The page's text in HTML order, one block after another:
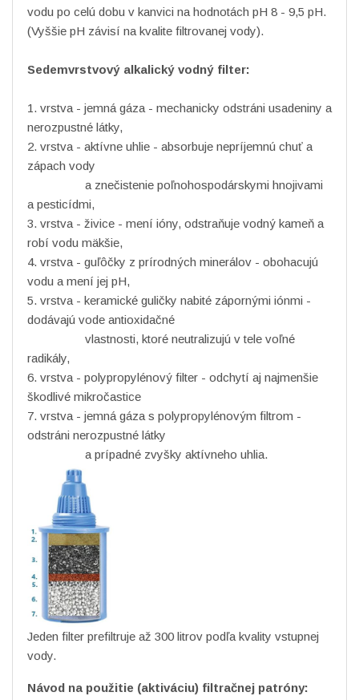
vodu po celú dobu v kanvici na hodnotách pH 8 - 9,5 pH.
(Vyššie pH závisí na kvalite filtrovanej vody).
Sedemvrstvový alkalický vodný filter:
1. vrstva - jemná gáza - mechanicky odstráni usadeniny a
nerozpustné látky,
2. vrstva - aktívne uhlie - absorbuje nepríjemnú chuť a
zápach vody
a znečistenie poľnohospodárskymi hnojivami
a pesticídmi,
3. vrstva - živice - mení ióny, odstraňuje vodný kameň a
robí vodu mäkšie,
4. vrstva - guľôčky z prírodných minerálov - obohacujú
vodu a mení jej pH,
5. vrstva - keramické guličky nabité zápornými iónmi -
dodávajú vode antioxidačné
vlastnosti, ktoré neutralizujú v tele voľné
radikály,
6. vrstva - polypropylénový filter - odchytí aj najmenšie
škodlivé mikročastice
7. vrstva - jemná gáza s polypropylénovým filtrom -
odstráni nerozpustné látky
a prípadné zvyšky aktívneho uhlia.
Jeden filter prefiltruje až 300 litrov podľa kvality vstupnej
vody.
Návod na použitie (aktiváciu) filtračnej patróny: